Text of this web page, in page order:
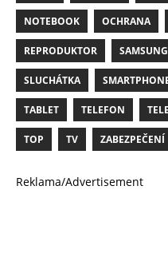
NOTEBOOK OCHRANA
REPRODUKTOR SAMSUNG
SLUCHÁTKA
TABLET TELEFON
TOP TV ZABEZPEČENÍ
Reklama/Advertisement